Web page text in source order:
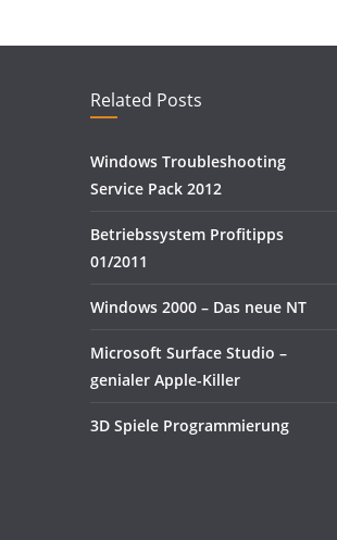
Related Posts
Windows Troubleshooting
Service Pack 2012
Betriebssystem Profitipps
01/2011
Windows 2000 – Das neue NT
Microsoft Surface Studio –
genialer Apple-Killer
3D Spiele Programmierung